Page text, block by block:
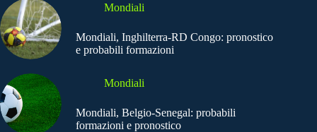
Mondiali
Mondiali, Inghilterra-RD Congo: pronostico
e probabili formazioni
Mondiali
Mondiali, Belgio-Senegal: probabili
formazioni e pronostico